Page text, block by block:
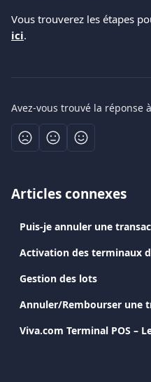
Vous trouverez les étapes
ici.
Avez-vous trouvé la réponse
Articles connexes
Puis-je annuler une
Gestion des lots
Annuler/Rembourser une